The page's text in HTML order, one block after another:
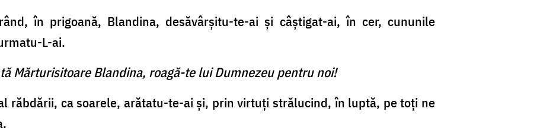
în prigoană, Blandina, desăvârșitu-te-ai și câștigat-ai, în cer, cununile
L-ai.
Mărturisitoare Blandina, roagă-te lui Dumnezeu pentru noi!
răbdării, ca soarele, arătatu-te-ai și, prin virtuți strălucind, în luptă, pe toți ne